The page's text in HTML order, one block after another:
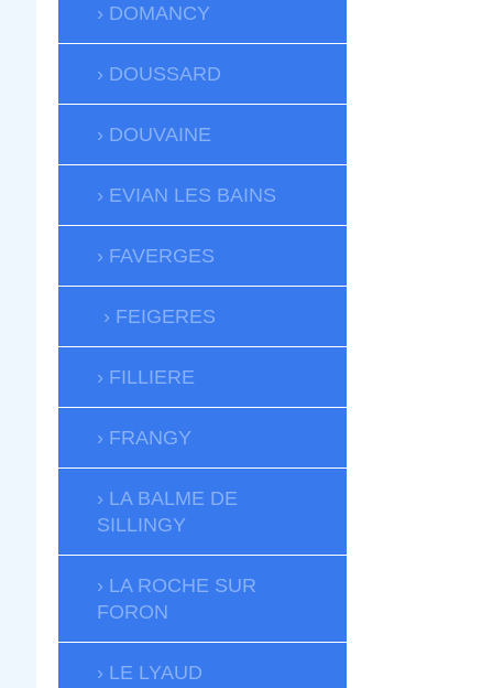
DOMANCY
DOUSSARD
DOUVAINE
EVIAN LES BAINS
FAVERGES
FEIGERES
FILLIERE
FRANGY
LA BALME DE
SILLINGY
LA ROCHE SUR
FORON
LE LYAUD